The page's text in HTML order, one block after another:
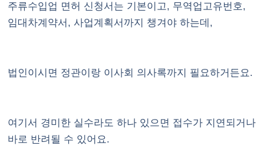
주류수입업 면허 신청서는 기본이고, 무역업고유번호,
임대차계약서, 사업계획서까지 챙겨야 하는데,
법인이시면 정관이랑 이사회 의사록까지 필요하거든요.
여기서 경미한 실수라도 하나 있으면 접수가 지연되거나
바로 반려될 수 있어요.